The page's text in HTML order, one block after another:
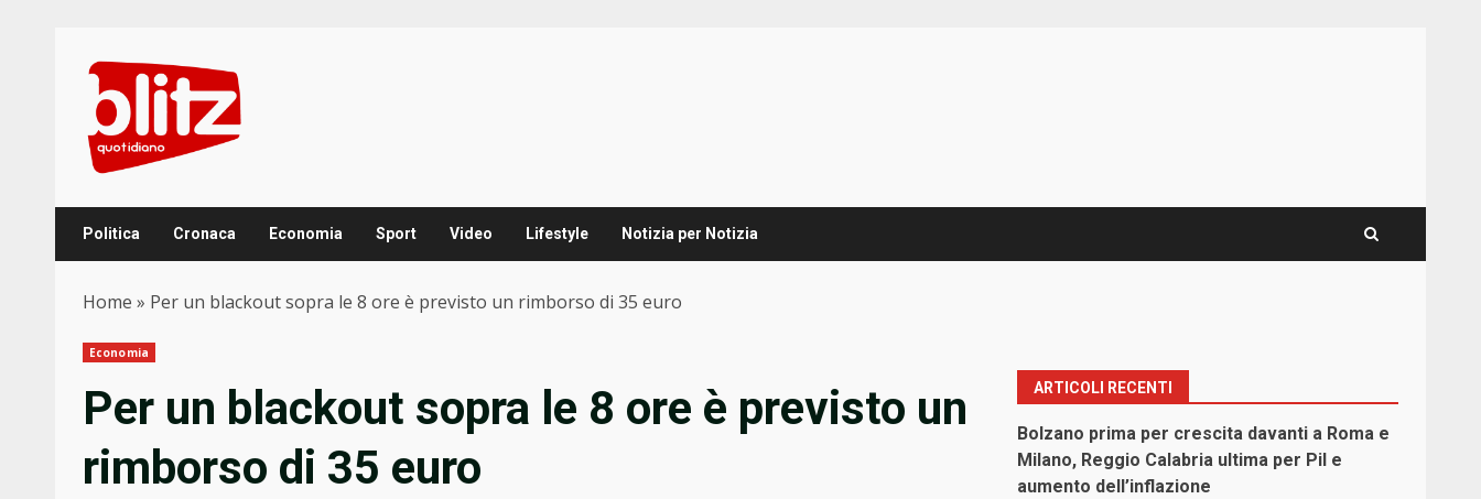
content
Politica Cronaca Economia Sport Video Lifestyle Notizia per Notizia
Home » Per un blackout sopra le 8 ore è previsto un rimborso di 35 euro
Economia
Per un blackout sopra le 8 ore è previsto un
rimborso di 35 euro
ARTICOLI RECENTI
Bolzano prima per crescita davanti a Roma e
Milano, Reggio Calabria ultima per Pil e
aumento dell’inflazione